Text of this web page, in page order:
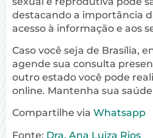
destacando a importância
acesso à informação e aos
Caso você seja de Brasília,
agende sua consulta
outro estado você pode
online. Mantenha sua
Compartilhe via Whatsapp
Fonte: Dra. Ana Luiza Rios